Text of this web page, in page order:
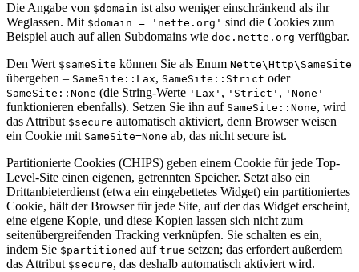
Die Angabe von $domain ist also weniger einschränkend als ihr
Weglassen. Mit $domain = 'nette.org' sind die Cookies zum
Beispiel auch auf allen Subdomains wie doc.nette.org verfügbar.
Den Wert $sameSite können Sie als Enum Nette\Http\SameSite
übergeben – SameSite::Lax, SameSite::Strict oder
SameSite::None (die String-Werte 'Lax' , 'Strict' , 'None'
funktionieren ebenfalls). Setzen Sie ihn auf SameSite::None, wird
das Attribut $secure automatisch aktiviert, denn Browser weisen
ein Cookie mit SameSite=None ab, das nicht secure ist.
Partitionierte Cookies (CHIPS) geben einem Cookie für jede Top-
Level-Site einen eigenen, getrennten Speicher. Setzt also ein
Drittanbieterdienst (etwa ein eingebettetes Widget) ein partitioniertes
Cookie, hält der Browser für jede Site, auf der das Widget erscheint,
eine eigene Kopie, und diese Kopien lassen sich nicht zum
seitenübergreifenden Tracking verknüpfen. Sie schalten es ein,
indem Sie $partitioned auf true setzen; das erfordert außerdem
das Attribut $secure, das deshalb automatisch aktiviert wird.